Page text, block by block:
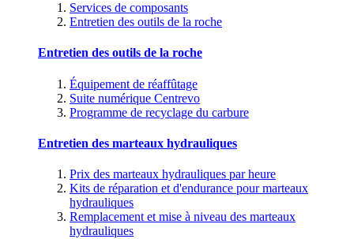
Services de composants
Entretien des outils de la roche
Entretien des outils de la roche
Équipement de réaffûtage
Suite numérique Centrevo
Programme de recyclage du carbure
Entretien des marteaux hydrauliques
Prix des marteaux hydrauliques par heure
Kits de réparation et d'endurance pour marteaux
hydrauliques
Remplacement et mise à niveau des marteaux
hydrauliques